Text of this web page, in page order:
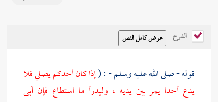
الشرح
قوله - صلى الله عليه وسلم - : (إذا كان أحدكم يصلي فلا
يدع أحدا يمر بين يديه ، وليدرأ ما استطاع فإن أبى